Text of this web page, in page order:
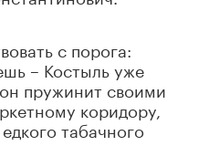
с порога:
– Костыль уже
пружинит своими
коридору,
табачного